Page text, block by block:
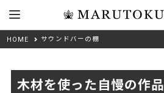
HOME サウンドバーの棚
木材を使った自慢の作品